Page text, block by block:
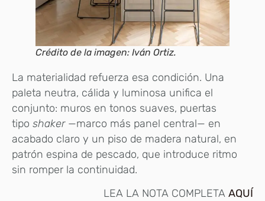
Crédito de la imagen: Iván Ortiz.
La materialidad refuerza esa condición. Una
paleta neutra, cálida y luminosa unifica el
conjunto: muros en tonos suaves, puertas
tipo shaker—marco más panel central— en
acabado claro y un piso de madera natural, en
patrón espina de pescado, que introduce ritmo
sin romper la continuidad.
LEA LA NOTA COMPLETA AQUÍ